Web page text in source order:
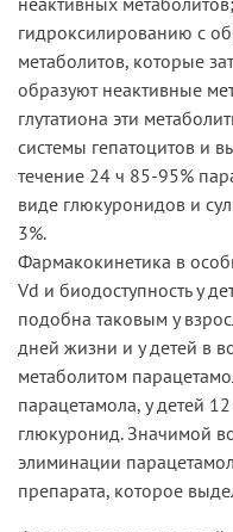
гидроксилированию с
метаболитов, которые
образуют неактивные
глутатиона эти
системы гепатоцитов и
течение 24 ч 85-95%
виде глюкуронидов и
3%.
Фармакокинетика в
Vd и биодоступность у
подобна таковым у
дней жизни и у детей в
метаболитом
парацетамола, у детей
глюкуронид. Значимой
элиминации
препарата, которое